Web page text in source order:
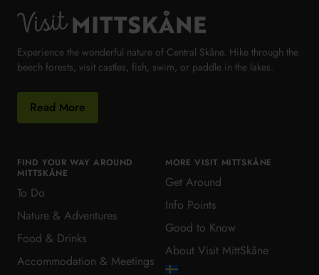
Visit MittSkåne
Experience the wonderful nature of Central Skåne. Hike through the
beech forests, visit castles, fish, swim, or paddle in the lakes.
Read More
FIND YOUR WAY AROUND
MITTSKÅNE
To Do
Nature & Adventures
Food & Drinks
Accommodation & Meetings
MORE VISIT MITTSKÅNE
Get Around
Info Points
Good to Know
About Visit MittSkåne